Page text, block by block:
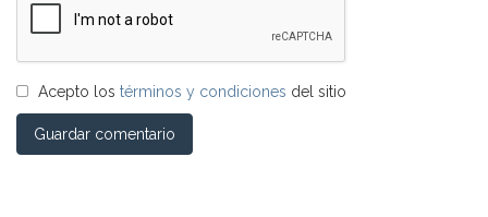
Acepto los términos y condiciones del sitio
Guardar comentario